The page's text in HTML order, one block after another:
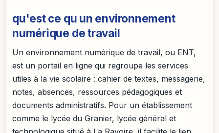
qu'est ce qu un environnement
numérique de travail
Un environnement numérique de travail, ou ENT,
est un portail en ligne qui regroupe les services
utiles à la vie scolaire : cahier de textes, messagerie,
notes, absences, ressources pédagogiques et
documents administratifs. Pour un établissement
comme le lycée du Granier, lycée général et